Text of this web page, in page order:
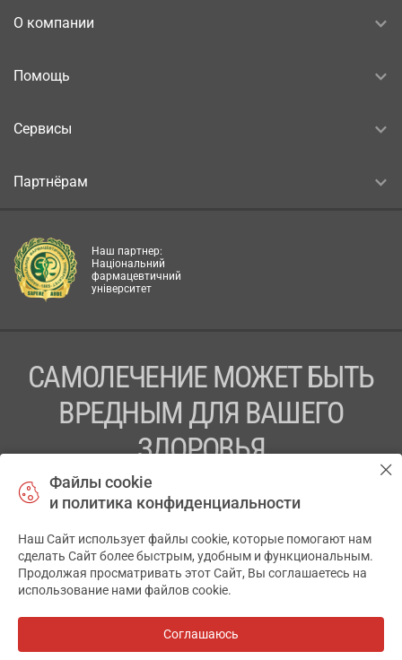
О компании
Помощь
Сервисы
Партнёрам
Наш партнер:
Національний
фармацевтичний
університет
САМОЛЕЧЕНИЕ МОЖЕТ БЫТЬ
ВРЕДНЫМ ДЛЯ ВАШЕГО
ЗДОРОВЬЯ
ПЕРЕД ПРИМЕНЕНИЕМ ПРЕПАРАТА
ПРОКОНСУЛЬТИРУЙТЕСЬ С ВРАЧОМ
ТОВ «АПТЕКА 911.ЮА» Код ЄДРПОУ 43631965.
Отказ от ответственности
АПТЕКА911.ЮА
Файлы cookie
и политика конфиденциальности
Наш Сайт использует файлы cookie, которые помогают нам
сделать Сайт более быстрым, удобным и функциональным.
Продолжая просматривать этот Сайт, Вы соглашаетесь на
использование нами файлов cookie.
Соглашаюсь
✕